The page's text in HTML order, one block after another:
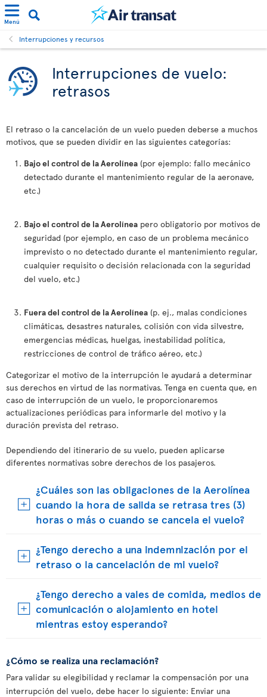
Menú
Interrupciones y recursos
Interrupciones de vuelo:
retrasos
El retraso o la cancelación de un vuelo pueden deberse a muchos
motivos, que se pueden dividir en las siguientes categorías:
Bajo el control de la Aerolínea (por ejemplo: fallo mecánico
detectado durante el mantenimiento regular de la aeronave,
etc.)
Bajo el control de la Aerolínea pero obligatorio por motivos de
seguridad (por ejemplo, en caso de un problema mecánico
imprevisto o no detectado durante el mantenimiento regular,
cualquier requisito o decisión relacionada con la seguridad
del vuelo, etc.)
Fuera del control de la Aerolínea (p. ej., malas condiciones
climáticas, desastres naturales, colisión con vida silvestre,
emergencias médicas, huelgas, inestabilidad política,
restricciones de control de tráfico aéreo, etc.)
Categorizar el motivo de la interrupción le ayudará a determinar
sus derechos en virtud de las normativas. Tenga en cuenta que, en
caso de interrupción de un vuelo, le proporcionaremos
actualizaciones periódicas para informarle del motivo y la
duración prevista del retraso.
Dependiendo del itinerario de su vuelo, pueden aplicarse
diferentes normativas sobre derechos de los pasajeros.
¿Cuáles son las obligaciones de la Aerolínea
cuando la hora de salida se retrasa tres (3)
horas o más o cuando se cancela el vuelo?
¿Tengo derecho a una indemnización por el
retraso o la cancelación de mi vuelo?
¿Tengo derecho a vales de comida, medios de
comunicación o alojamiento en hotel
mientras estoy esperando?
¿Cómo se realiza una reclamación?
Para validar su elegibilidad y reclamar la compensación por una
interrupción del vuelo, debe hacer lo siguiente: Enviar una